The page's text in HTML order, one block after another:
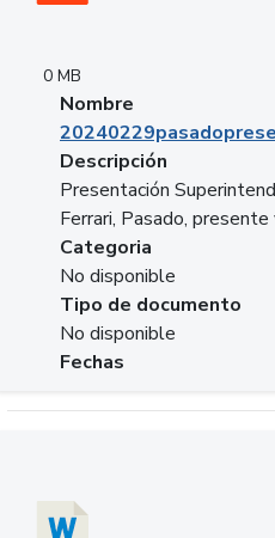
0 MB
Nombre
Descripción
Presentación
Ferrari, Pasado,
Categoria
No disponible
Tipo de documento
No disponible
Fechas